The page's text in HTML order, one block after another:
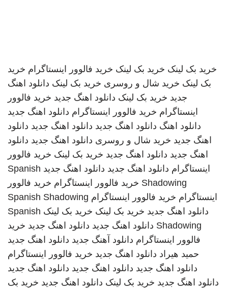
خرید بک لینک خرید بک لینک خرید فالوور اینستاگرام خرید
بک لینک خرید شال و روسری خرید بک لینک دانلود اهنگ
جدید خرید بک لینک دانلود اهنگ جدید خرید فالوور
اینستاگرام خرید فالوور اینستاگرام دانلود اهنگ جدید
دانلود اهنگ دانلود اهنگ جدید دانلود اهنگ جدید دانلود
اهنگ جدید خرید شال و روسری دانلود اهنگ جدید دانلود
اهنگ جدید دانلود اهنگ جدید خرید بک لینک خرید فالوور
اینستاگرام دانلود اهنگ جدید دانلود اهنگ جدید Spanish
Shadowing خرید فالوور اینستاگرام خرید فالوور
اینستاگرام خرید فالوور اینستاگرام Spanish Shadowing
دانلود اهنگ جدید خرید بک لینک خرید بک لینک Spanish
Shadowing دانلود اهنگ جدید دانلود اهنگ جدید خرید
فالوور اینستاگرام دانلود آهنگ جدید دانلود اهنگ جدید
حمید هیراد دانلود اهنگ جدید خرید فالوور اینستاگرام
دانلود اهنگ جدید دانلود اهنگ جدید دانلود اهنگ جدید
دانلود اهنگ جدید خرید بک لینک دانلود اهنگ جدید خرید بک